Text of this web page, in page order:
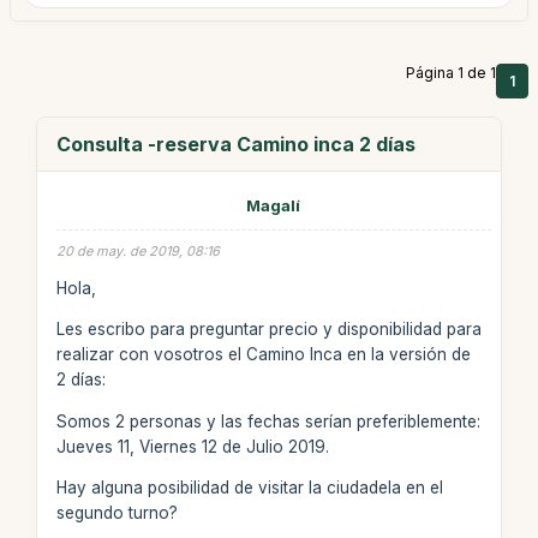
Página 1 de 1 1
Consulta -reserva Camino inca 2 días
Magalí
20 de may. de 2019, 08:16
Hola,
Les escribo para preguntar precio y disponibilidad para
realizar con vosotros el Camino Inca en la versión de
2 días:
Somos 2 personas y las fechas serían preferiblemente:
Jueves 11, Viernes 12 de Julio 2019.
Hay alguna posibilidad de visitar la ciudadela en el
segundo turno?